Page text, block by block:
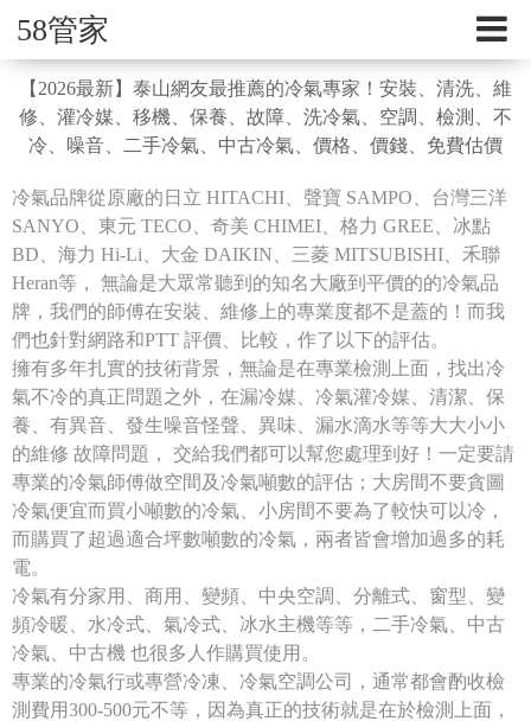
58管家
【2026最新】泰山網友最推薦的冷氣專家！安裝、清洗、維
修、灌冷媒、移機、保養、故障、洗冷氣、空調、檢測、不
冷、噪音、二手冷氣、中古冷氣、價格、價錢、免費估價
冷氣品牌從原廠的日立 HITACHI、聲寶 SAMPO、台灣三洋
SANYO、東元 TECO、奇美 CHIMEI、格力 GREE、冰點
BD、海力 Hi-Li、大金 DAIKIN、三菱 MITSUBISHI、禾聯
Heran等， 無論是大眾常聽到的知名大廠到平價的的冷氣品
牌，我們的師傅在安裝、維修上的專業度都不是蓋的！而我
們也針對網路和PTT 評價、比較，作了以下的評估。
擁有多年扎實的技術背景，無論是在專業檢測上面，找出冷
氣不冷的真正問題之外，在漏冷媒、冷氣灌冷媒、清潔、保
養、有異音、發生噪音怪聲、異味、漏水滴水等等大大小小
的維修 故障問題， 交給我們都可以幫您處理到好！一定要請
專業的冷氣師傅做空間及冷氣噸數的評估；大房間不要貪圖
冷氣便宜而買小噸數的冷氣、小房間不要為了較快可以冷，
而購買了超過適合坪數噸數的冷氣，兩者皆會增加過多的耗
電。
冷氣有分家用、商用、變頻、中央空調、分離式、窗型、變
頻冷暖、水冷式、氣冷式、冰水主機等等，二手冷氣、中古
冷氣、中古機 也很多人作購買使用。
專業的冷氣行或專營冷凍、冷氣空調公司，通常都會酌收檢
測費用300-500元不等，因為真正的技術就是在於檢測上面，